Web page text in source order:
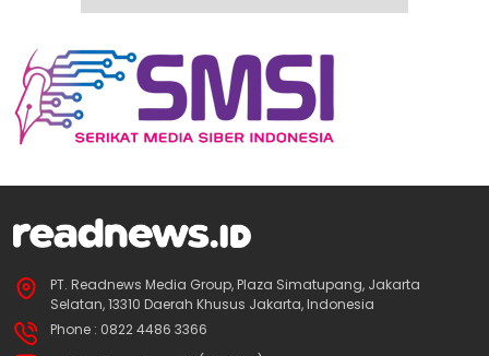
PT. Readnews Media Group, Plaza Simatupang, Jakarta
Selatan, 13310 Daerah Khusus Jakarta, Indonesia
Phone : 0822 4486 3366